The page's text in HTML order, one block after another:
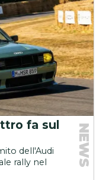
fa sul
dell'Audi
rally nel
NEWS